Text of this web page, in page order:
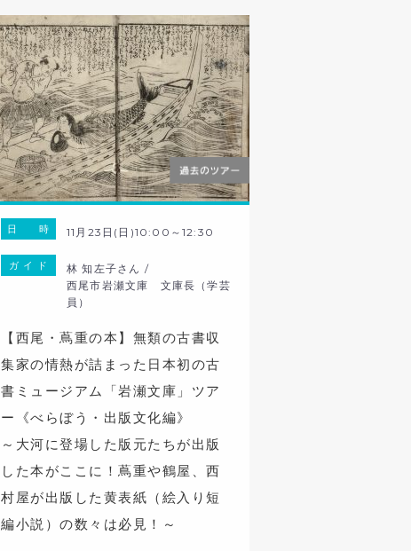
日 時 11月23日(日)10:00～12:30
ガ イ ド
林 知左子さん /
西尾市岩瀬文庫 文庫長（学芸
員）
【西尾・蔦重の本】無類の古書収
集家の情熱が詰まった日本初の古
書ミュージアム「岩瀬文庫」ツア
ー《べらぼう・出版文化編》
～大河に登場した版元たちが出版
した本がここに！蔦重や鶴屋、西
村屋が出版した黄表紙（絵入り短
編小説）の数々は必見！～